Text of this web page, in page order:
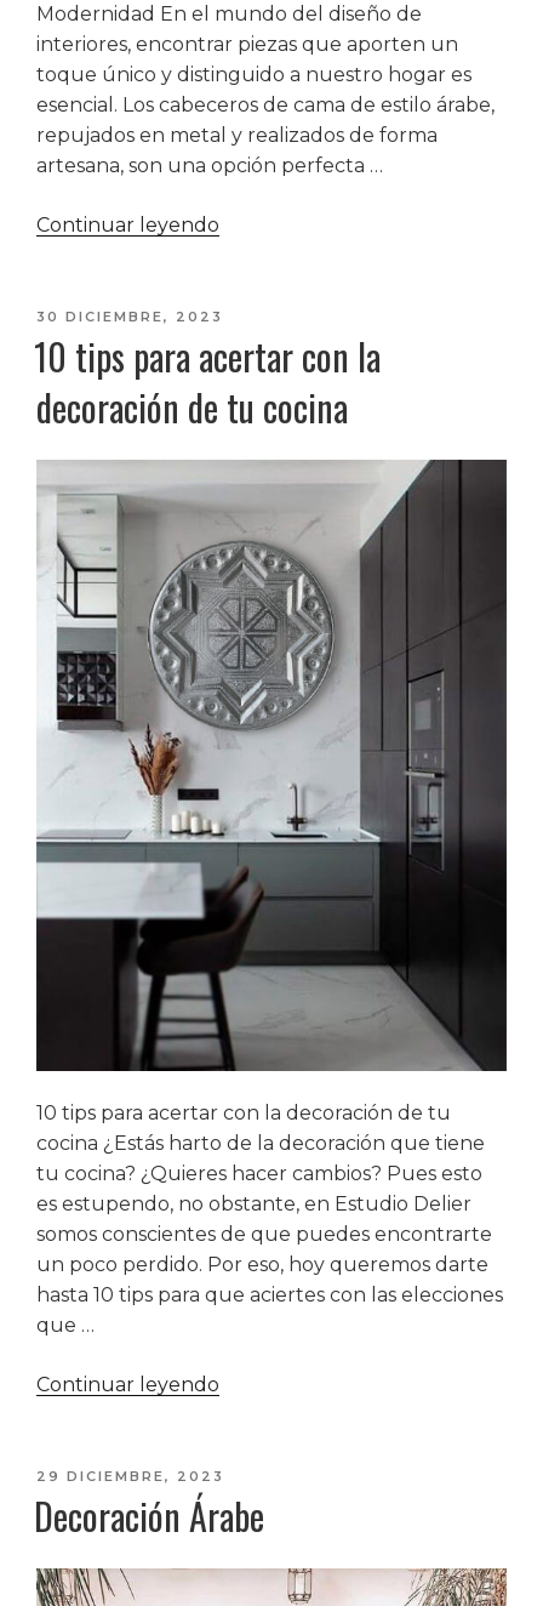
Modernidad En el mundo del diseño de
interiores, encontrar piezas que aporten un
toque único y distinguido a nuestro hogar es
esencial. Los cabeceros de cama de estilo árabe,
repujados en metal y realizados de forma
artesana, son una opción perfecta …
Continuar leyendo
de
estilo
árabe»
PUBLICADO
30 DICIEMBRE, 2023
10 tips para acertar con la
decoración de tu cocina
10 tips para acertar con la decoración de tu
cocina ¿Estás harto de la decoración que tiene
tu cocina? ¿Quieres hacer cambios? Pues esto
es estupendo, no obstante, en Estudio Delier
somos conscientes de que puedes encontrarte
un poco perdido. Por eso, hoy queremos darte
hasta 10 tips para que aciertes con las elecciones
que …
Continuar leyendo
acertar
con
la
decoración
PUBLICADO
29 DICIEMBRE, 2023
Decoración Árabe